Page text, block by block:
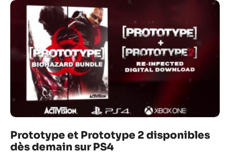
Prototype et Prototype 2 disponibles
dès demain sur PS4